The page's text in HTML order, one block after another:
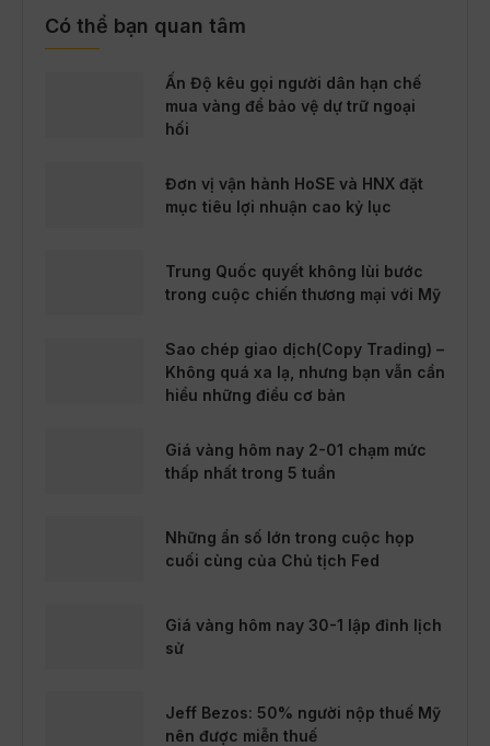
Có thể bạn quan tâm
Ấn Độ kêu gọi người dân hạn chế
mua vàng để bảo vệ dự trữ ngoại
hối
Đơn vị vận hành HoSE và HNX đặt
mục tiêu lợi nhuận cao kỷ lục
Trung Quốc quyết không lùi bước
trong cuộc chiến thương mại với Mỹ
Sao chép giao dịch(Copy Trading) –
Không quá xa lạ, nhưng bạn vẫn cần
hiểu những điều cơ bản
Giá vàng hôm nay 2-01 chạm mức
thấp nhất trong 5 tuần
Những ẩn số lớn trong cuộc họp
cuối cùng của Chủ tịch Fed
Giá vàng hôm nay 30-1 lập đỉnh lịch
sử
Jeff Bezos: 50% người nộp thuế Mỹ
nên được miễn thuế